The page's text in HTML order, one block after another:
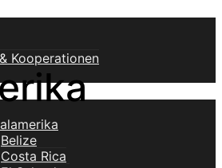
Kooperationen
Belize
Costa Rica